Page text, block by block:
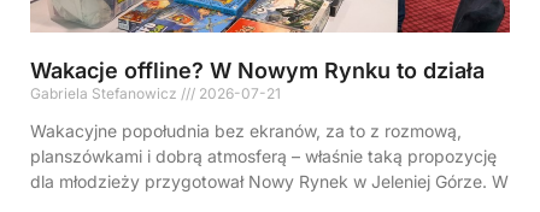
Wakacje offline? W Nowym Rynku to działa
Gabriela Stefanowicz 2026-07-21
Wakacyjne popołudnia bez ekranów, za to z rozmową,
planszówkami i dobrą atmosferą – właśnie taką propozycję
dla młodzieży przygotował Nowy Rynek w Jeleniej Górze. W